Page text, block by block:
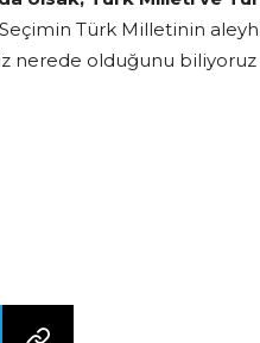
Seçimin Türk Milletinin
nerede olduğunu